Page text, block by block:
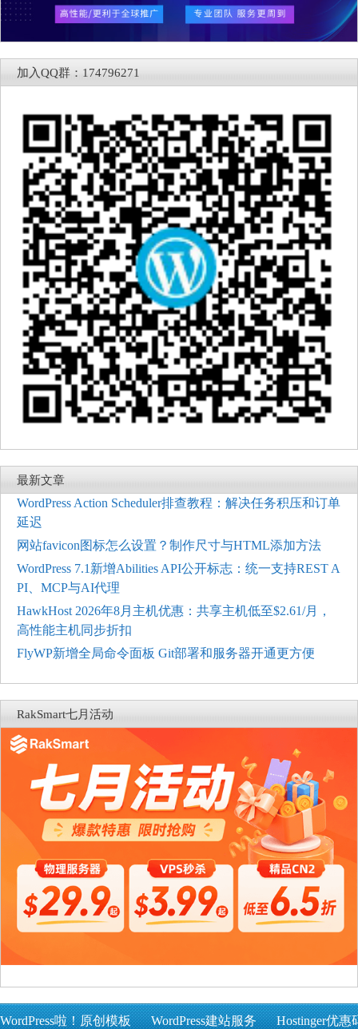
加入QQ群：174796271
最新文章
WordPress Action Scheduler排查教程：解决任务积压和订单
延迟
网站favicon图标怎么设置？制作尺寸与HTML添加方法
WordPress 7.1新增Abilities API公开标志：统一支持REST A
PI、MCP与AI代理
HawkHost 2026年8月主机优惠：共享主机低至$2.61/月，
高性能主机同步折扣
FlyWP新增全局命令面板 Git部署和服务器开通更方便
RakSmart七月活动
WordPress啦！原创模板 WordPress建站服务 Hostinger优惠